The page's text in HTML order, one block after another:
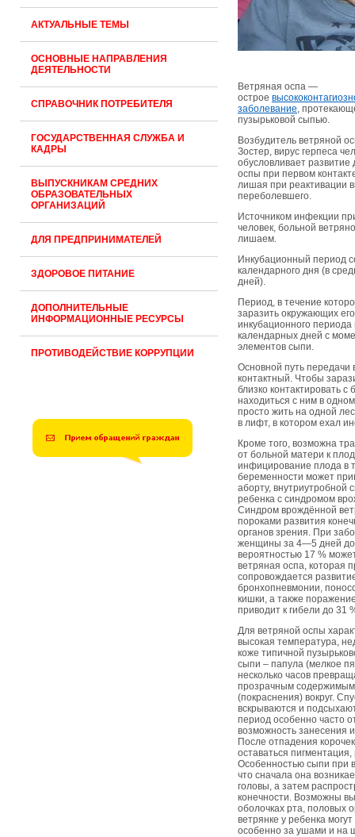
АКТУАЛЬНЫЕ ТЕМЫ
ОСНОВНЫЕ НАПРАВЛЕНИЯ
ДЕЯТЕЛЬНОСТИ
СПРАВОЧНИК ПОТРЕБИТЕЛЯ
ГОСУДАРСТВЕННАЯ СЛУЖБА И
КАДРЫ
ВЫПУСКНИКАМ СРЕДНИХ
ОБРАЗОВАТЕЛЬНЫХ
ОРГАНИЗАЦИЙ
ДЛЯ ПРЕДПРИНИМАТЕЛЕЙ
ЗДОРОВОЕ ПИТАНИЕ
ДОПОЛНИТЕЛЬНЫЕ
ИНФОРМАЦИОННЫЕ РЕСУРСЫ
ПРОТИВОДЕЙСТВИЕ КОРРУПЦИИ
Ветряная оспа —
острое
заболевание,
пузырьковой сыпью.
Возбудитель ветряной
Зостер, вирус герпеса
обусловливает развитие
оспы при первом
лишая при реактивации
переболевшего.
Источником инфекции
человек, больной
лишаем.
Инкубационный период
календарного дня (в
дней).
Период, в течение
заразить окружающих
инкубационного
календарных дней с
элементов сыпи.
Основной путь
контактный. Чтобы
близко контактировать
находиться с ним в
просто жить на одной
в лифт, в котором ехал
Кроме того, возможна
от больной матери к
инфицирование плода в
беременности может
аборту,
ребенка с синдромом
Синдром врождённой
пороками развития
органов зрения. При
женщины за 4—5 дней до
вероятностью 17 %
ветряная оспа, которая
сопровождается
бронхопневмонии,
кишки, а также
приводит к гибели до 31
Для ветряной оспы
высокая температура,
коже типичной
сыпи – папула (мелкое
несколько часов
прозрачным
(покраснения) вокруг.
вскрываются и
период особенно часто
возможность занесения
После отпадения
оставаться
Особенностью сыпи при
что сначала она
головы, а затем
конечности. Возможны
оболочках рта, половых
ветрянке у ребенка
особенно за ушами и на